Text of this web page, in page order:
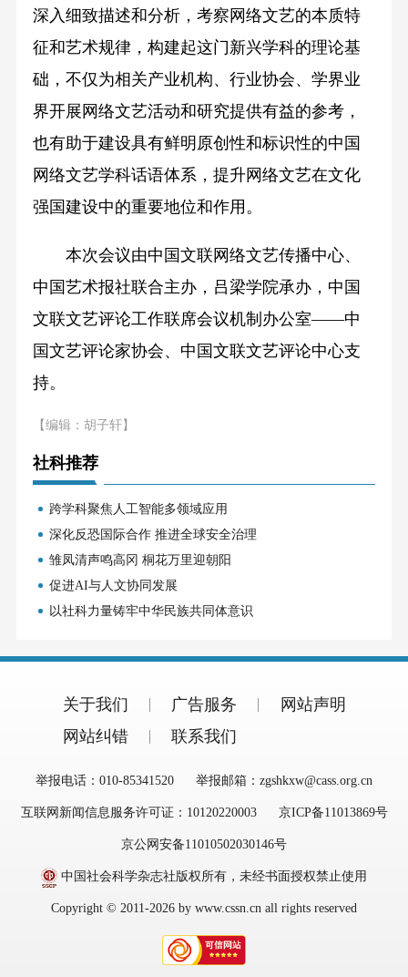
深入细致描述和分析，考察网络文艺的本质特
征和艺术规律，构建起这门新兴学科的理论基
础，不仅为相关产业机构、行业协会、学界业
界开展网络文艺活动和研究提供有益的参考，
也有助于建设具有鲜明原创性和标识性的中国
网络文艺学科话语体系，提升网络文艺在文化
强国建设中的重要地位和作用。
本次会议由中国文联网络文艺传播中心、
中国艺术报社联合主办，吕梁学院承办，中国
文联文艺评论工作联席会议机制办公室——中
国文艺评论家协会、中国文联文艺评论中心支
持。
【编辑：胡子轩】
社科推荐
跨学科聚焦人工智能多领域应用
深化反恐国际合作 推进全球安全治理
雏凤清声鸣高冈 桐花万里迎朝阳
促进AI与人文协同发展
以社科力量铸牢中华民族共同体意识
关于我们 广告服务
网站声明
网站纠错
联系我们
举报电话：010-85341520 举报邮箱：zgshkxw@cass.org.cn
互联网新闻信息服务许可证：10120220003 京ICP备11013869号
京公网安备11010502030146号
中国社会科学杂志社版权所有，未经书面授权禁止使用
Copyright © 2011-2026 by www.cssn.cn all rights reserved